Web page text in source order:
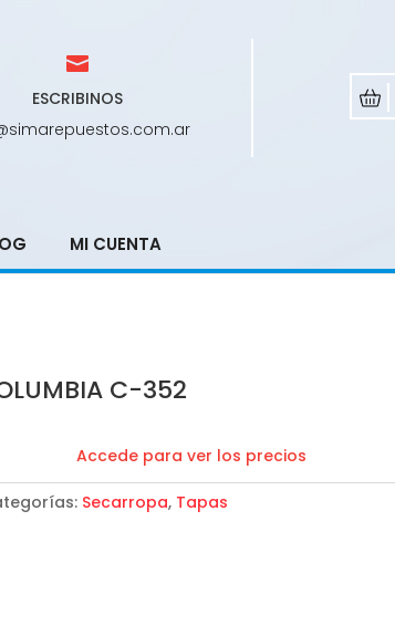
ESCRIBINOS
MI CUENTA
C-352
Accede para ver los precios
Secarropa, Tapas